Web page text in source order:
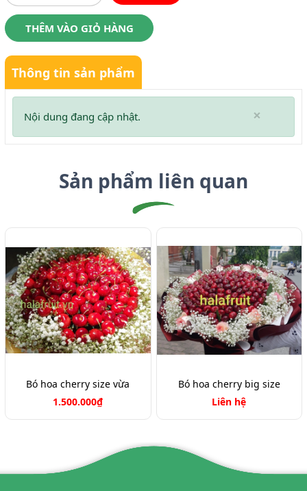
THÊM VÀO GIỎ HÀNG
Thông tin sản phẩm
×
Nội dung đang cập nhật.
Sản phẩm liên quan
Bó hoa cherry size vừa
1.500.000₫
Bó hoa cherry big size
Liên hệ